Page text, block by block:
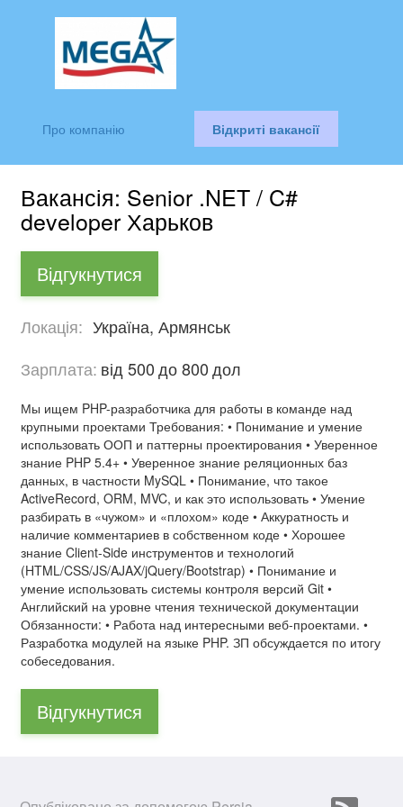
Про компанію Відкриті вакансії
Вакансія: Senior .NET / C#
developer Харьков
Відгукнутися
Локація: Україна, Армянськ
Зарплата: від 500 до 800 дол
Мы ищем PHP-разработчика для работы в команде над
крупными проектами Требования: • Понимание и умение
использовать ООП и паттерны проектирования • Уверенное
знание PHP 5.4+ • Уверенное знание реляционных баз
данных, в частности MySQL • Понимание, что такое
ActiveRecord, ORM, MVC, и как это использовать • Умение
разбирать в «чужом» и «плохом» коде • Аккуратность и
наличие комментариев в собственном коде • Хорошее
знание Client-Side инструментов и технологий
(HTML/CSS/JS/AJAX/jQuery/Bootstrap) • Понимание и
умение использовать системы контроля версий Git •
Английский на уровне чтения технической документации
Обязанности: • Работа над интересными веб-проектами. •
Разработка модулей на языке PHP. ЗП обсуждается по итогу
собеседования.
Відгукнутися